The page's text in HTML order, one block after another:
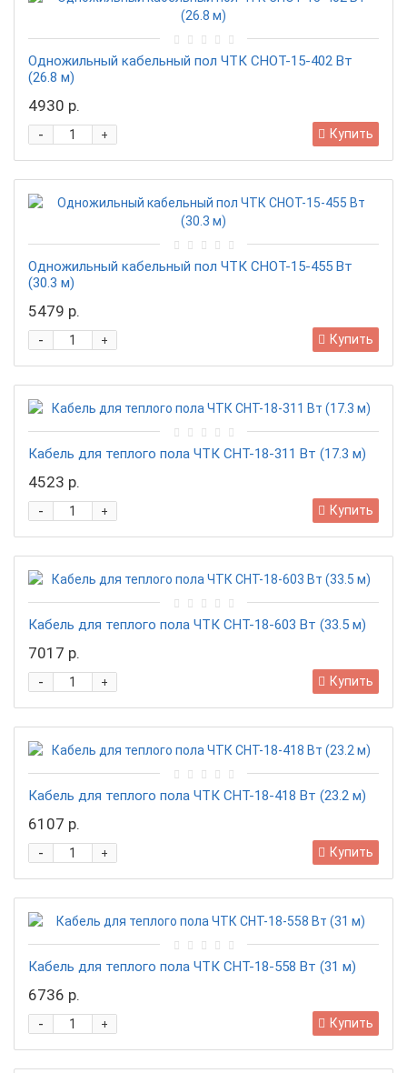
Одножильный кабельный пол ЧТК СНОТ-15-402 Вт
(26.8 м)
4930 р.
+
- Купить
Одножильный кабельный пол ЧТК СНОТ-15-455 Вт
(30.3 м)
5479 р.
+
- Купить
Кабель для теплого пола ЧТК СНТ-18-311 Вт (17.3 м)
4523 р.
+
- Купить
Кабель для теплого пола ЧТК СНТ-18-603 Вт (33.5 м)
7017 р.
+
- Купить
Кабель для теплого пола ЧТК СНТ-18-418 Вт (23.2 м)
6107 р.
+
- Купить
Кабель для теплого пола ЧТК СНТ-18-558 Вт (31 м)
6736 р.
+
- Купить